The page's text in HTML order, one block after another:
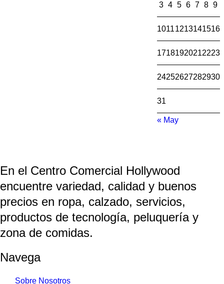
3 4 5 6 7 8 9
10111213141516
17181920212223
24252627282930
31
« May
En el Centro Comercial Hollywood
encuentre variedad, calidad y buenos
precios en ropa, calzado, servicios,
productos de tecnología, peluquería y
zona de comidas.
Navega
Sobre Nosotros